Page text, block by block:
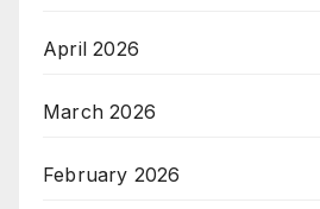
April 2026
March 2026
February 2026